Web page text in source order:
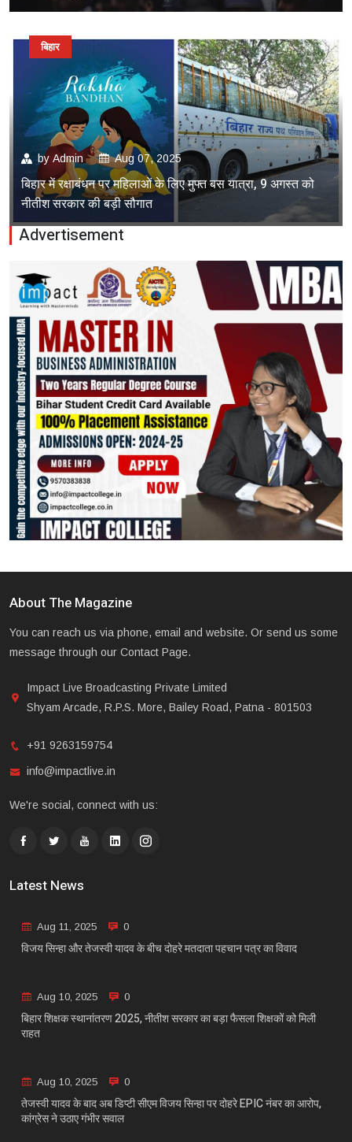
by Admin Aug 07, 2025
बिहार में रक्षाबंधन पर महिलाओं के लिए मुफ्त बस यात्रा, 9 अगस्त को
नीतीश सरकार की बड़ी सौगात
बिहार
Advertisement
About The Magazine
You can reach us via phone, email and website. Or send us some
message through our Contact Page.
Impact Live Broadcasting Private Limited
Shyam Arcade, R.P.S. More, Bailey Road, Patna - 801503
+91 9263159754
info@impactlive.in
We're social, connect with us:
Latest News
Aug 11, 2025 0
विजय सिन्हा और तेजस्वी यादव के बीच दोहरे मतदाता पहचान पत्र का विवाद
Aug 10, 2025 0
बिहार शिक्षक स्थानांतरण 2025, नीतीश सरकार का बड़ा फैसला शिक्षकों को मिली
राहत
Aug 10, 2025 0
तेजस्वी यादव के बाद अब डिप्टी सीएम विजय सिन्हा पर दोहरे EPIC नंबर का आरोप,
कांग्रेस ने उठाए गंभीर सवाल